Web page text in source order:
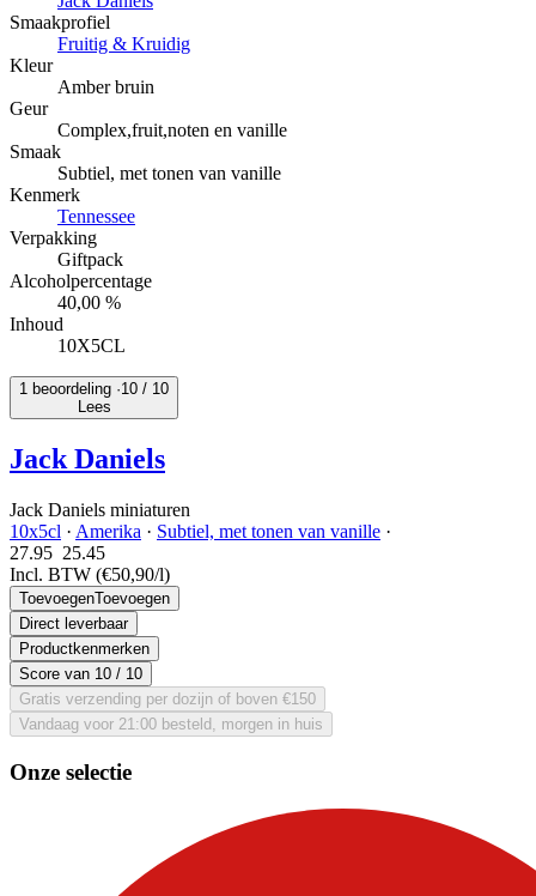
Smaakprofiel
Fruitig & Kruidig
Kleur
Amber bruin
Geur
Complex,fruit,noten en vanille
Smaak
Subtiel, met tonen van vanille
Kenmerk
Tennessee
Verpakking
Giftpack
Alcoholpercentage
40,00 %
Inhoud
10X5CL
1 beoordeling ·10 / 10
Lees
Jack Daniels
Jack Daniels miniaturen
10x5cl · Amerika · Subtiel, met tonen van vanille ·
27.95 25.45
Incl. BTW (€50,90/l)
ToevoegenToevoegen
Direct leverbaar
Productkenmerken
Score van 10 / 10
Gratis verzending per dozijn of boven €150
Vandaag voor 21:00 besteld, morgen in huis
Onze selectie